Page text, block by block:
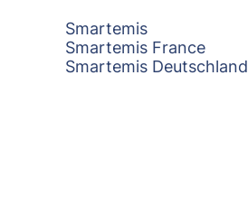
Smartemis
Smartemis France
Smartemis Deutschland